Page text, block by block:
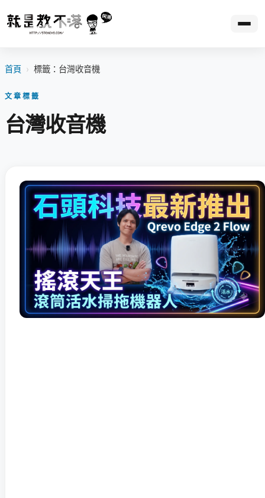
首頁 › 標籤：台灣收音機
文章標籤
台灣收音機